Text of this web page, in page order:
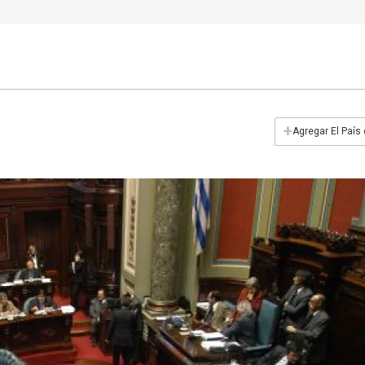
+Agregar El País